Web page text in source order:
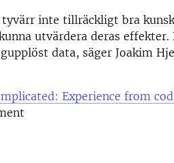
inte tillräckligt bra
utvärdera deras effekter.
data, säger Joakim
Experience from